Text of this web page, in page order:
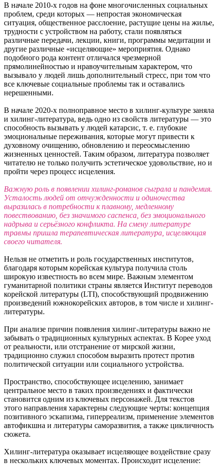
В начале 2010-х годов на фоне многочисленных социальных
проблем, среди которых — непростая экономическая
ситуация, общественное расслоение, растущие цены на жилье,
трудности с устройством на работу, стали появляться
различные передачи, лекции, книги, программы медитации и
другие различные «исцеляющие» мероприятия. Однако
подобного рода контент отличался чрезмерной
прямолинейностью и нравоучительным характером, что
вызывало у людей лишь дополнительный стресс, при том что
все ключевые социальные проблемы так и оставались
нерешенными.
В начале 2020-х полноправное место в хилинг-культуре заняла
и хилинг-литература, ведь одно из свойств литературы — это
способность вызывать у людей катарсис, т. е. глубокие
эмоциональные переживания, которые могут привести к
духовному очищению, обновлению и переосмыслению
жизненных ценностей. Таким образом, литература позволяет
читателю не только получить эстетическое удовольствие, но и
пройти через процесс исцеления.
Важную роль в появлении хилинг-романов сыграла и пандемия.
Усталость людей от отчужденности и одиночества
выразилась в потребности к плавному, медленному
повествованию, без значимого саспенса, без эмоционального
надрыва и серьёзного конфликта. На смену литературе
травмы пришла терапевтическая литература, исцеляющая
своего читателя.
Нельзя не отметить и роль государственных институтов,
благодаря которым корейская культура получила столь
широкую известность во всем мире. Важным элементом
гуманитарной политики страны является Институт переводов
корейской литературы (LTI), способствующий продвижению
произведений южнокорейских авторов, в том числе и хилинг-
литературы.
При анализе причин появления хилинг-литературы важно не
забывать о традиционных культурных аспектах. В Корее уход
от реальности, или отстранение от мирской жизни,
традиционно служил способом выразить протест против
политической ситуации или социального устройства.
Пространство, способствующее исцелению, занимает
центральное место в таких произведениях и фактически
становится одним из ключевых персонажей. Для текстов
этого направления характерны следующие черты: концепция
позитивного эскапизма, гиперреализм, применение элементов
автофикшна и литературы саморазвития, а также цикличность
сюжета.
Хилинг-литература оказывает исцеляющее воздействие сразу
в нескольких ключевых моментах. Происходит исцеление: